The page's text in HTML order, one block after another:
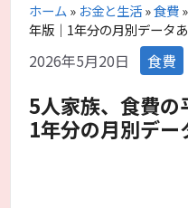
ホーム» お金と生活»食費
年版｜1年分の月別データ
2026年5月20日 カ
テ
ゴ
リ
ー
食費
5人家族、食費の
1年分の月別デー